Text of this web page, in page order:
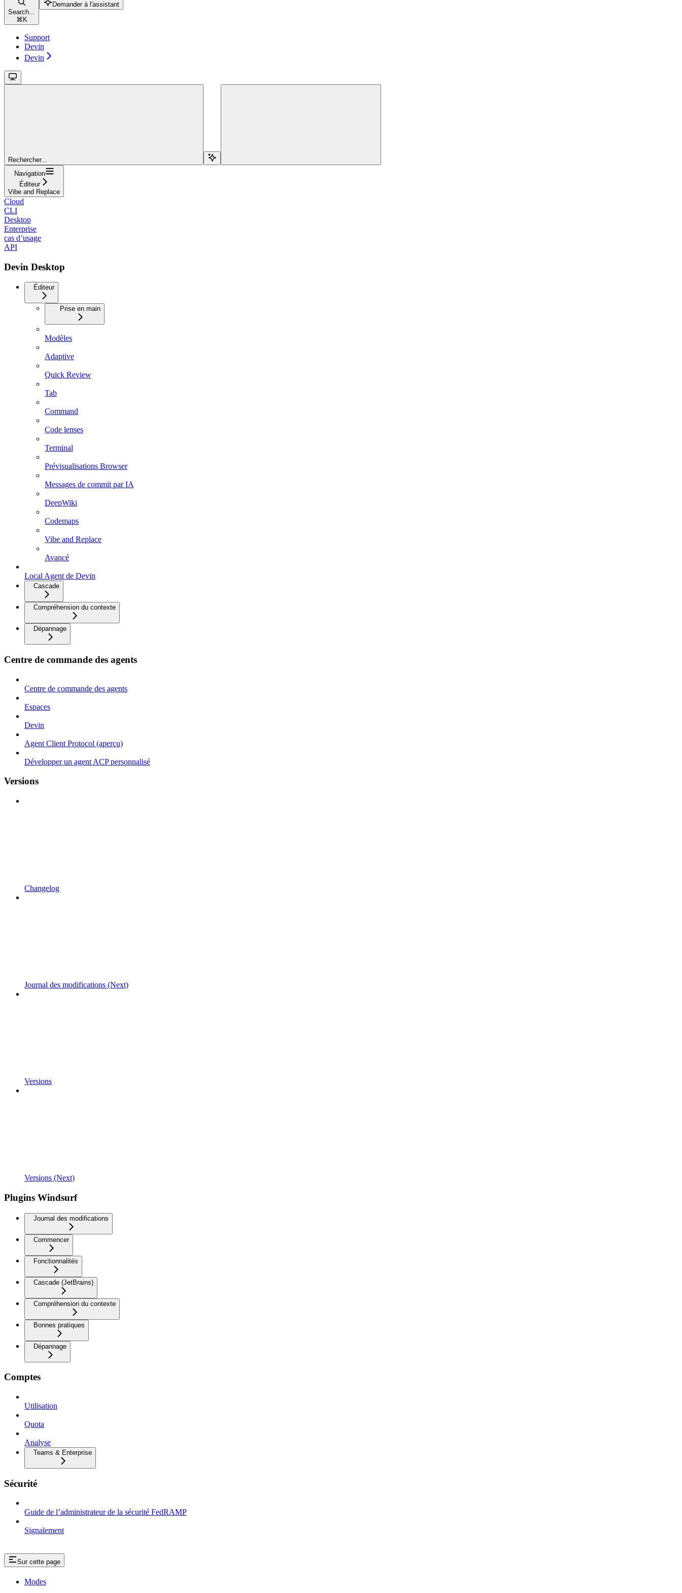
Search...
⌘ K
Demander à l'assistant
Support
Devin
Devin
Rechercher...
Navigation
Éditeur
Vibe and Replace
Cloud
CLI
Desktop
Enterprise
cas d’usage
API
Devin Desktop
Éditeur
Prise en main
Modèles
Adaptive
Quick Review
Tab
Command
Code lenses
Terminal
Prévisualisations Browser
Messages de commit par IA
DeepWiki
Codemaps
Vibe and Replace
Avancé
Local Agent de Devin
Cascade
Compréhension du contexte
Dépannage
Centre de commande des agents
Centre de commande des agents
Espaces
Devin
Agent Client Protocol (aperçu)
Développer un agent ACP personnalisé
Versions
Changelog
Journal des modifications (Next)
Versions
Versions (Next)
Plugins Windsurf
Journal des modifications
Commencer
Fonctionnalités
Cascade (JetBrains)
Compréhension du contexte
Bonnes pratiques
Dépannage
Comptes
Utilisation
Quota
Analyse
Teams & Enterprise
Sécurité
Guide de l’administrateur de la sécurité FedRAMP
Signalement
Sur cette page
Modes